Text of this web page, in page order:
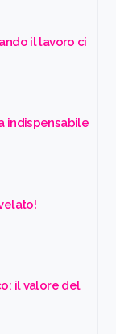
il lavoro ci
indispensabile
il valore del